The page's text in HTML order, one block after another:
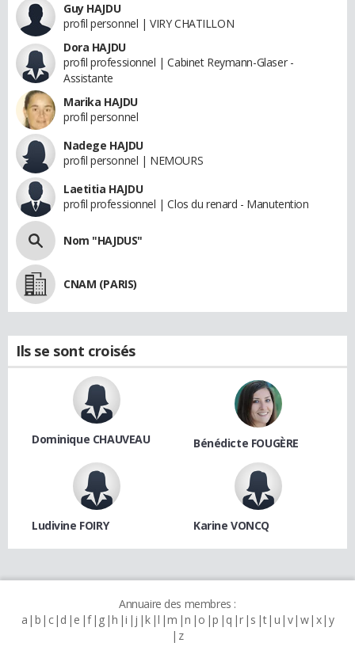
Guy HAJDU
profil personnel | VIRY CHATILLON
Dora HAJDU
profil professionnel | Cabinet Reymann-Glaser -
Assistante
Marika HAJDU
profil personnel
Nadege HAJDU
profil personnel | NEMOURS
Laetitia HAJDU
profil professionnel | Clos du renard - Manutention
Nom "HAJDUS"
CNAM (PARIS)
Ils se sont croisés
Dominique CHAUVEAU Bénédicte FOUGÈRE
Ludivine FOIRY Karine VONCQ
Annuaire des membres :
a b c d e f g h i j k l m n o p q r s t u v w x y
z